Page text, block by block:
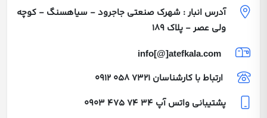
آدرس انبار : شهرک صنعتی جاجرود - سیاهسنگ - کوچه
ولی عصر - پلاک 189
info[@]atefkala.com
ارتباط با کارشناسان 0912 058 7321
پشتیبانی واتس آپ 0903 475 74 34